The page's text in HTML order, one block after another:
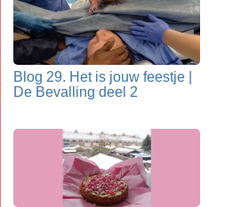
Blog 29. Het is jouw feestje |
De Bevalling deel 2